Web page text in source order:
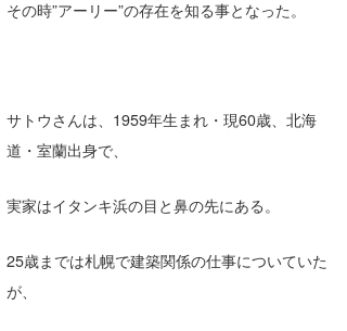
その時”アーリー”の存在を知る事となった。
サトウさんは、1959年生まれ・現60歳、北海
道・室蘭出身で、
実家はイタンキ浜の目と鼻の先にある。
25歳までは札幌で建築関係の仕事についていた
が、
KOBU
KY
MIN
mitz